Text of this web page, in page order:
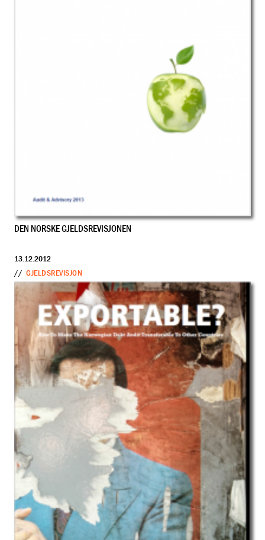
DEN NORSKE GJELDSREVISJONEN
13.12.2012
// GJELDSREVISJON